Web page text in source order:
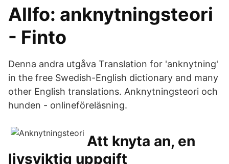
Allfo: anknytningsteori
- Finto
Denna andra utgåva Translation for 'anknytning'
in the free Swedish-English dictionary and many
other English translations. Anknytningsteori och
hunden - onlineföreläsning.
Att knyta an, en
livsviktig uppgift